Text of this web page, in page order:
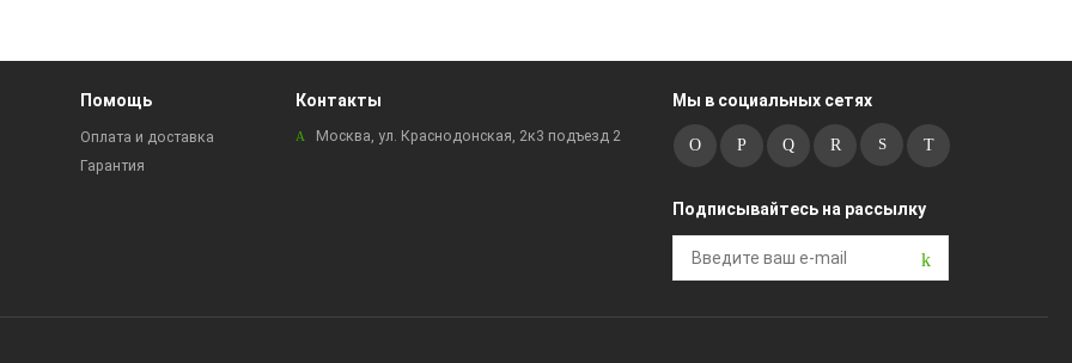
Помощь
Оплата и доставка
Гарантия
Контакты
Москва, ул. Краснодонская, 2к3 подъезд 2
Мы в социальных сетях
Подписывайтесь на рассылку